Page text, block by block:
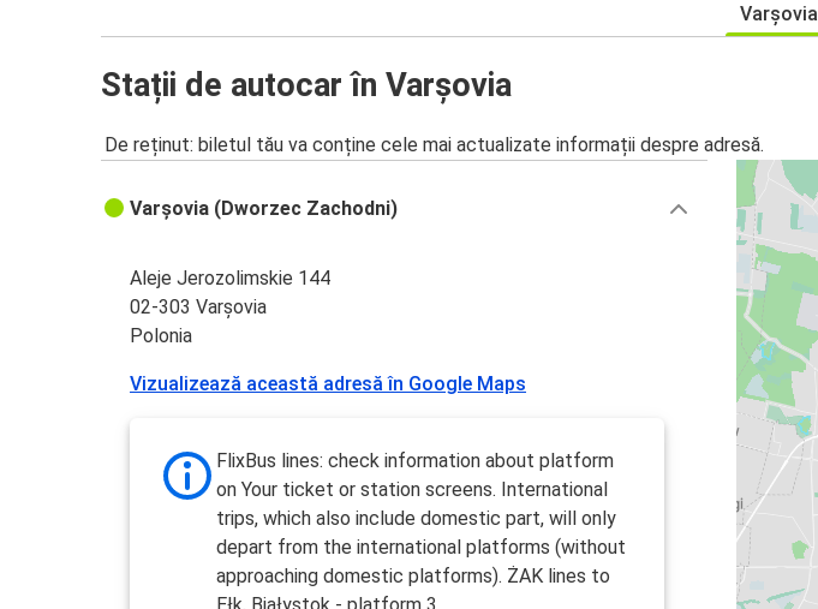
Varșovia
Stații de autocar în Varșovia
De reținut: biletul tău va conține cele mai actualizate informații despre adresă.
Varșovia (Dworzec Zachodni)
Aleje Jerozolimskie 144
02-303 Varșovia
Polonia
Vizualizează această adresă în Google Maps
FlixBus lines: check information about platform
on Your ticket or station screens. International
trips, which also include domestic part, will only
depart from the international platforms (without
approaching domestic platforms). ŻAK lines to